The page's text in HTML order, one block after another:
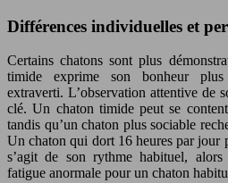
Différences individuelles et
Certains chatons sont plus
timide exprime son bonheur plus
extraverti. L’observation attentive de
clé. Un chaton timide peut se
tandis qu’un chaton plus sociable
Un chaton qui dort 16 heures par jour
s’agit de son rythme habituel,
fatigue anormale pour un chaton